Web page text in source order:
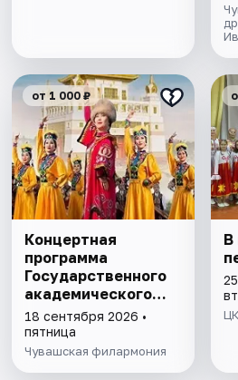
от 1 000 ₽
Концертная
программа
Государственного
академического
ансамбля песни и
танца Калмыкии
«Тюльпан": Золотой
18 сентября 2026 •
пятница
Чувашская филармония
В